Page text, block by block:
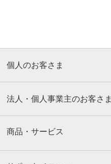
個人のお客さま
法人・個人事業主のお客さま
商品・サービス